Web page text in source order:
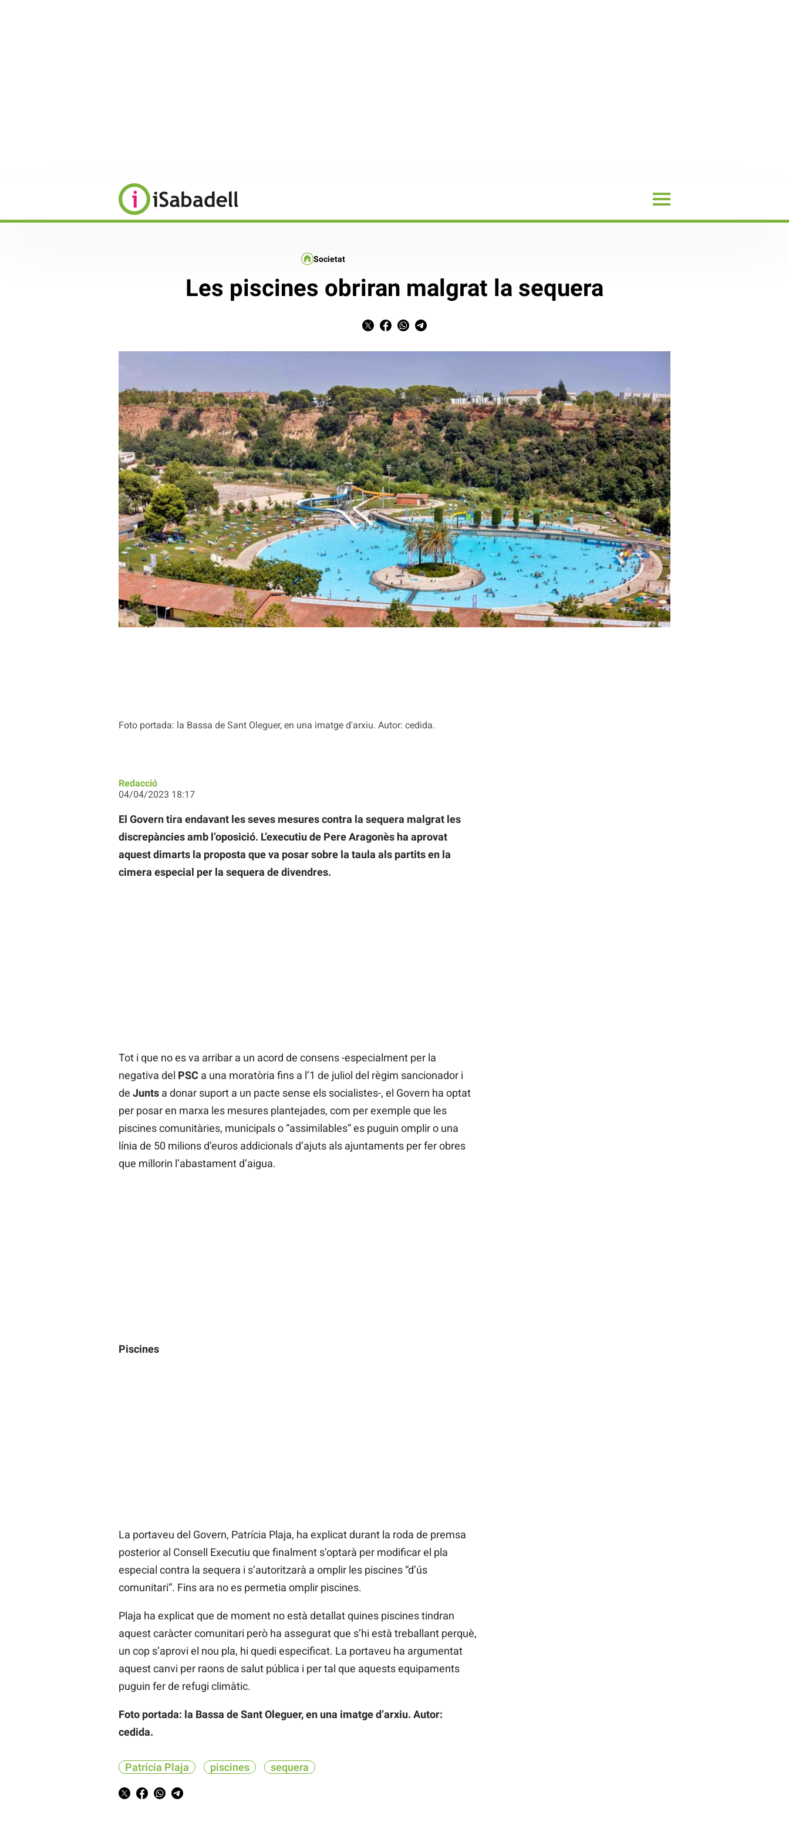
Foto portada: la Bassa de Sant Oleguer, en una imatge d'arxiu. Autor: cedida.
Societat
Les piscines obriran malgrat la sequera
Redacció
04/04/2023 18:17
El Govern tira endavant les seves mesures contra la sequera malgrat les
discrepàncies amb l’oposició. L’executiu de Pere Aragonès ha aprovat
aquest dimarts la proposta que va posar sobre la taula als partits en la
cimera especial per la sequera de divendres.
Tot i que no es va arribar a un acord de consens -especialment per la
negativa del PSC a una moratòria fins a l’1 de juliol del règim sancionador i
de Junts a donar suport a un pacte sense els socialistes-, el Govern ha optat
per posar en marxa les mesures plantejades, com per exemple que les
piscines comunitàries, municipals o “assimilables” es puguin omplir o una
línia de 50 milions d’euros addicionals d’ajuts als ajuntaments per fer obres
que millorin l’abastament d’aigua.
Piscines
La portaveu del Govern, Patrícia Plaja, ha explicat durant la roda de premsa
posterior al Consell Executiu que finalment s’optarà per modificar el pla
especial contra la sequera i s’autoritzarà a omplir les piscines “d’ús
comunitari”. Fins ara no es permetia omplir piscines.
Plaja ha explicat que de moment no està detallat quines piscines tindran
aquest caràcter comunitari però ha assegurat que s’hi està treballant perquè,
un cop s’aprovi el nou pla, hi quedi especificat. La portaveu ha argumentat
aquest canvi per raons de salut pública i per tal que aquests equipaments
puguin fer de refugi climàtic.
Foto portada: la Bassa de Sant Oleguer, en una imatge d’arxiu. Autor:
cedida.
Patrícia Plaja piscines sequera